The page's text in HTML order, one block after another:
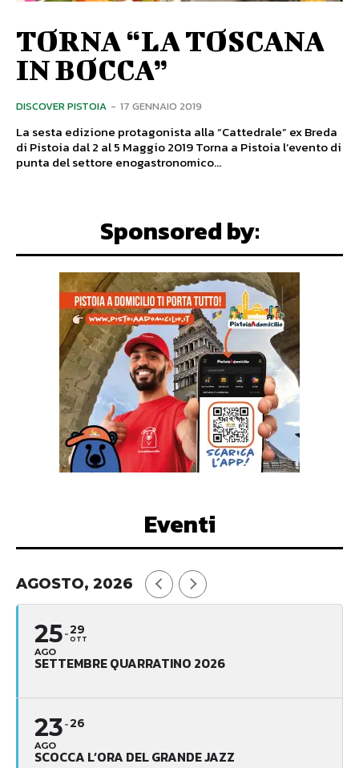
TORNA “LA TOSCANA
IN BOCCA”
DISCOVER PISTOIA - 17 GENNAIO 2019
La sesta edizione protagonista alla “Cattedrale” ex Breda
di Pistoia dal 2 al 5 Maggio 2019 Torna a Pistoia l’evento di
punta del settore enogastronomico...
Sponsored by:
Eventi
AGOSTO, 2026
25
AGO
29
OTT
SETTEMBRE QUARRATINO 2026
23
AGO
26
SCOCCA L’ORA DEL GRANDE JAZZ